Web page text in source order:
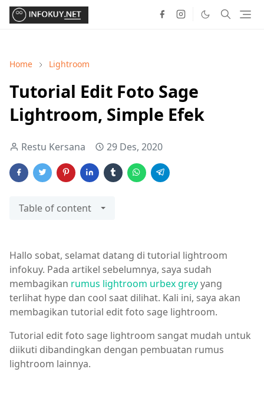
Home Lightroom
Tutorial Edit Foto Sage
Lightroom, Simple Efek
Restu Kersana 29 Des, 2020
Table of content
Hallo sobat, selamat datang di tutorial lightroom
infokuy. Pada artikel sebelumnya, saya sudah
membagikan rumus lightroom urbex greyyang
terlihat hype dan cool saat dilihat. Kali ini, saya akan
membagikan tutorial edit foto sage lightroom.
Tutorial edit foto sage lightroom sangat mudah untuk
diikuti dibandingkan dengan pembuatan rumus
lightroom lainnya.